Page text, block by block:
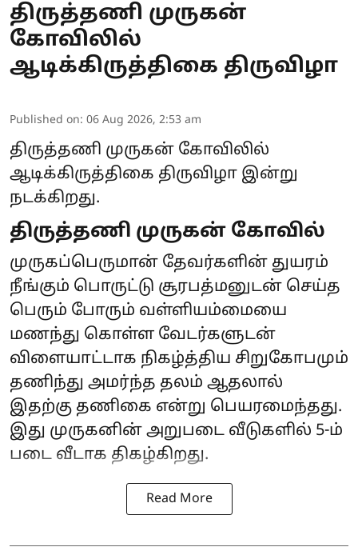
திருத்தணி முருகன்
கோவிலில்
ஆடிக்கிருத்திகை திருவிழா
Published on: 06 Aug 2026, 2:53 am
திருத்தணி முருகன் கோவிலில்
ஆடிக்கிருத்திகை திருவிழா இன்று
நடக்கிறது.
திருத்தணி முருகன் கோவில்
முருகப்பெருமான் தேவர்களின் துயரம்
நீங்கும் பொருட்டு சூரபத்மனுடன் செய்த
பெரும் போரும் வள்ளியம்மையை
மணந்து கொள்ள வேடர்களுடன்
விளையாட்டாக நிகழ்த்திய சிறுகோபமும்
தணிந்து அமர்ந்த தலம் ஆதலால்
இதற்கு தணிகை என்று பெயரமைந்தது.
இது முருகனின் அறுபடை வீடுகளில் 5-ம்
படை வீடாக திகழ்கிறது.
Read More